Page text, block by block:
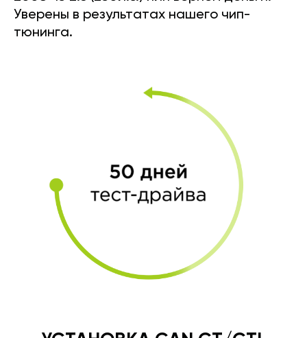
Уверены в результатах нашего чип-
тюнинга.